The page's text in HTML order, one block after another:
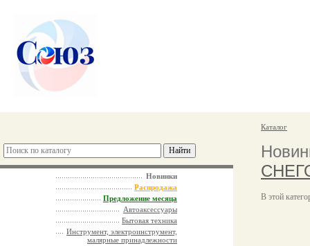
Новинки
Распродажа
Предложение месяца
Автоаксессуары
Бытовая техника
Инструмент, электроинструмент,
малярные принадлежности
Каталог
В этой